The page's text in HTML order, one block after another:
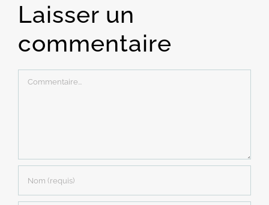
Laisser un
commentaire
Commentaire